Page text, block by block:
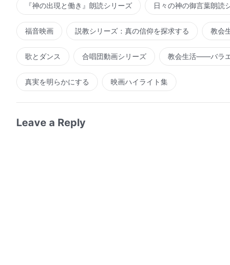
『神の出現と働き』朗読シリーズ 日々の神の御言葉朗読
福音映画 説教シリーズ：真の信仰を探求する 教会
歌とダンス 合唱団動画シリーズ 教会生活――バラ
真実を明らかにする 映画ハイライト集
Leave a Reply